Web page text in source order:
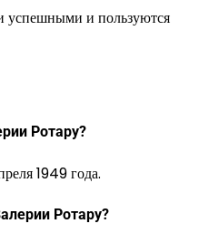
успешными и пользуются
Ротару?
1949 года.
Ротару?